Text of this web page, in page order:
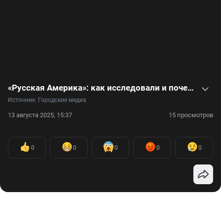
«Русская Америка»: как исследовали и почему продали Аляску, где собираются встретиться Путин и Трамп
Источник: Городские медиа
13 августа 2025, 15:37 15 просмотров
0 0 0 0 0